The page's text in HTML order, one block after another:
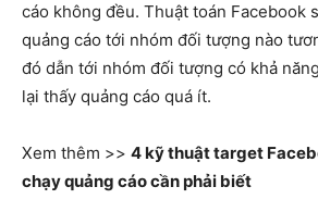
cáo không đều. Thuật toán Facebook
quảng cáo tới nhóm đối tượng nào
đó dẫn tới nhóm đối tượng có khả
lại thấy quảng cáo quá ít.
Xem thêm >> 4 kỹ thuật target
chạy quảng cáo cần phải biết